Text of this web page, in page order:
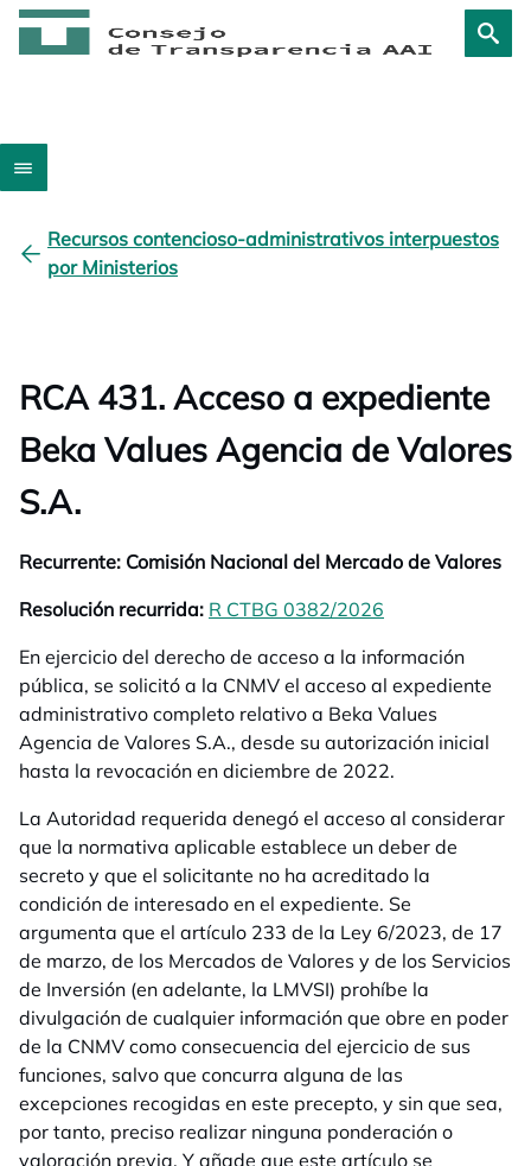
Recursos contencioso-administrativos interpuestos
por Ministerios
RCA 431. Acceso a expediente
Beka Values Agencia de Valores
S.A.
Recurrente: Comisión Nacional del Mercado de Valores
Resolución recurrida: R CTBG 0382/2026
En ejercicio del derecho de acceso a la información
pública, se solicitó a la CNMV el acceso al expediente
administrativo completo relativo a Beka Values
Agencia de Valores S.A., desde su autorización inicial
hasta la revocación en diciembre de 2022.
La Autoridad requerida denegó el acceso al considerar
que la normativa aplicable establece un deber de
secreto y que el solicitante no ha acreditado la
condición de interesado en el expediente. Se
argumenta que el artículo 233 de la Ley 6/2023, de 17
de marzo, de los Mercados de Valores y de los Servicios
de Inversión (en adelante, la LMVSI) prohíbe la
divulgación de cualquier información que obre en poder
de la CNMV como consecuencia del ejercicio de sus
funciones, salvo que concurra alguna de las
excepciones recogidas en este precepto, y sin que sea,
por tanto, preciso realizar ninguna ponderación o
valoración previa. Y añade que este artículo se